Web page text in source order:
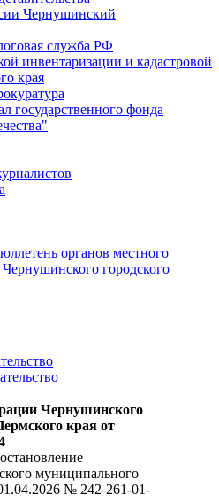
Чернушинский
служба РФ
инвентаризации и кадастровой
края
государственного фонда
органов местного
городского
Чернушинского
края от
муниципального
№ 242-261-01-